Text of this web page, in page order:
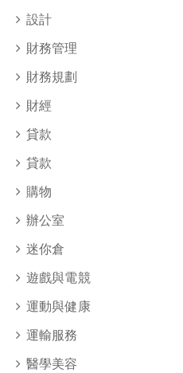
設計
財務管理
財務規劃
財經
貸款
貸款
購物
辦公室
迷你倉
遊戲與電競
運動與健康
運輸服務
醫學美容